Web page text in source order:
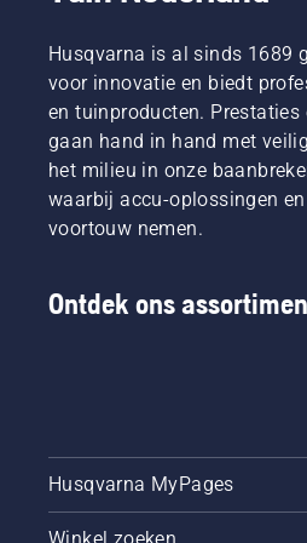
zijn in
hun
land. Zij
zijn ons
H-team.
En ze
zijn onze
meest
dat hij
zonder
wrijving
vrij rond
het blad
beweegt.
Dit
verlengt
zaagblad
korte
video om
te leren
hoe u
Husqvarna is al sinds 1689
voor innovatie en biedt
en tuinproducten. Prestaties
gaan hand in hand met
het milieu in onze
waarbij accu-oplossingen
voortouw nemen.
Ontdek ons
Husqvarna MyPages